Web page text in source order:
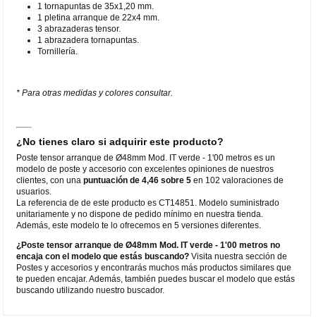
1 tornapuntas de 35x1,20 mm.
1 pletina arranque de 22x4 mm.
3 abrazaderas tensor.
1 abrazadera tornapuntas.
Tornillería.
* Para otras medidas y colores consultar.
¿No tienes claro si adquirir este producto?
Poste tensor arranque de Ø48mm Mod. IT verde - 1'00 metros es un
modelo de poste y accesorio con excelentes opiniones de nuestros
clientes, con unapuntuación de 4,46 sobre 5 en 102 valoraciones de
usuarios.
La referencia de de este producto es CT14851. Modelo suministrado
unitariamente y no dispone de pedido mínimo en nuestra tienda.
Además, este modelo te lo ofrecemos en 5 versiones diferentes.
¿Poste tensor arranque de Ø48mm Mod. IT verde - 1'00 metros no
encaja con el modelo que estás buscando? Visita nuestra sección de
Postes y accesorios y encontrarás muchos más productos similares que
te pueden encajar. Además, también puedes buscar el modelo que estás
buscando utilizando nuestro buscador.